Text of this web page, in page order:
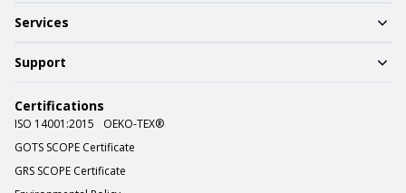
Services
Support
Certifications
ISO 14001:2015
OEKO-TEX®
GOTS SCOPE Certificate
GRS SCOPE Certificate